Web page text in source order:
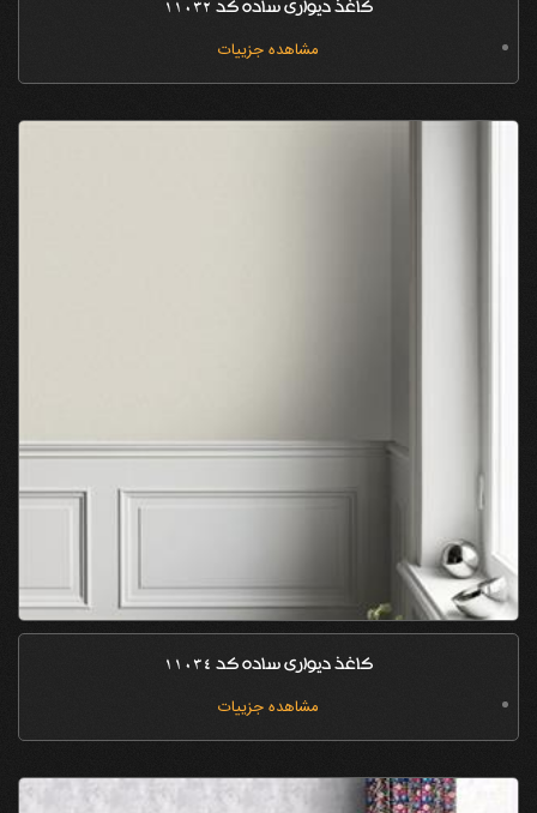
کاغذ دیواری ساده کد 11032
مشاهده جزییات
کاغذ دیواری ساده کد 11034
مشاهده جزییات